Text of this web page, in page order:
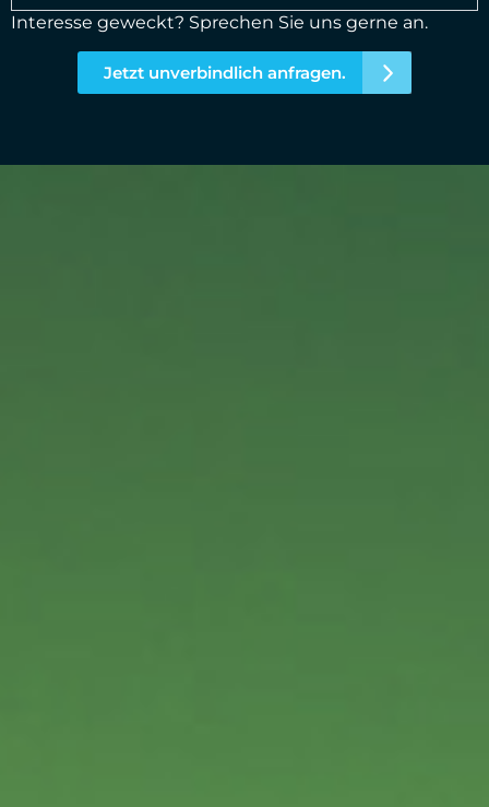
Interesse geweckt? Sprechen Sie uns gerne an.
Jetzt unverbindlich anfragen.